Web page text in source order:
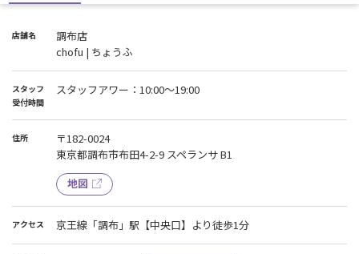
店舗名
調布店
chofu | ちょうふ
スタッフ
受付時間
スタッフアワー：10:00～19:00
住所
〒182-0024
東京都調布市布田4-2-9 スペランサ B1
地図
アクセス 京王線「調布」駅【中央口】より徒歩1分